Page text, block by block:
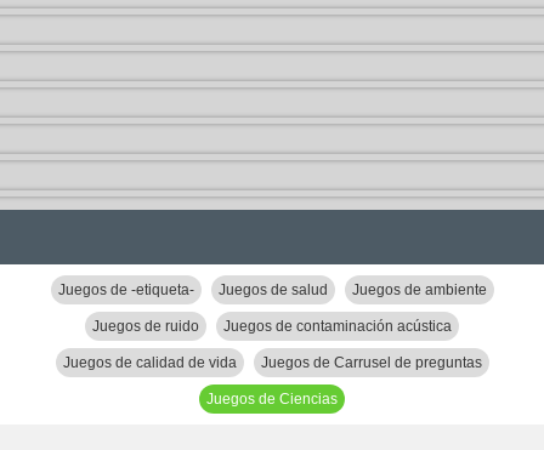
Juegos de -etiqueta- Juegos de salud Juegos de ambiente
Juegos de ruido Juegos de contaminación acústica
Juegos de calidad de vida Juegos de Carrusel de preguntas
Juegos de Ciencias